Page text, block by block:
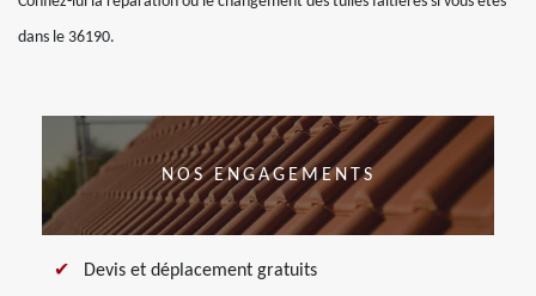
dans le 36190.
NOS ENGAGEMENTS
Devis et déplacement gratuits